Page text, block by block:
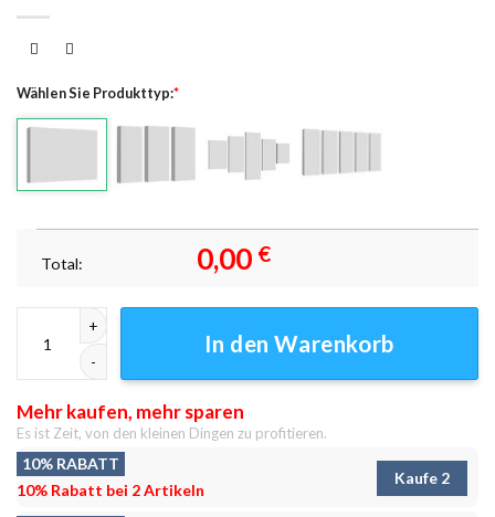
Wählen Sie Produkttyp:*
Total: 0,00 €
In den Warenkorb
Mehr kaufen, mehr sparen
Es ist Zeit, von den kleinen Dingen zu profitieren.
10% RABATT
10% Rabatt bei 2 Artikeln
Kaufe 2